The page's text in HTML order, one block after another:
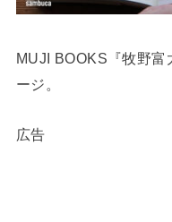
MUJI BOOKS『牧野
ージ。
広告